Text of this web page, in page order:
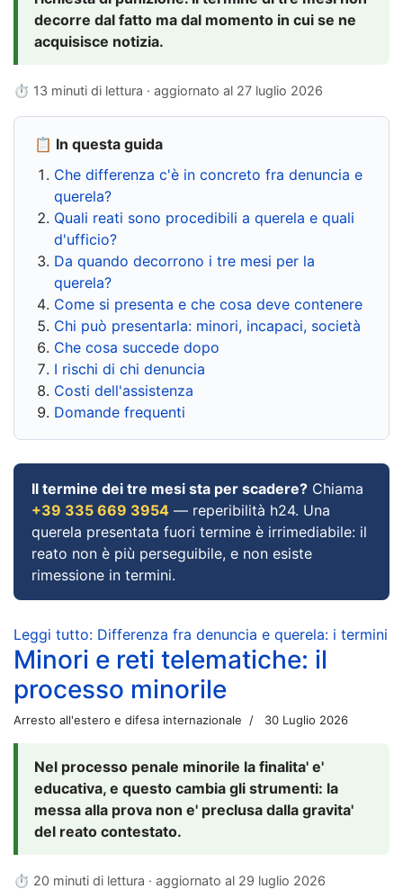
decorre dal fatto ma dal momento in cui se ne
acquisisce notizia.
⏱ 13 minuti di lettura · aggiornato al 27 luglio 2026
📋 In questa guida
Che differenza c'è in concreto fra denuncia e
querela?
Quali reati sono procedibili a querela e quali
d'ufficio?
Da quando decorrono i tre mesi per la
querela?
Come si presenta e che cosa deve contenere
Chi può presentarla: minori, incapaci, società
Che cosa succede dopo
I rischi di chi denuncia
Costi dell'assistenza
Domande frequenti
Il termine dei tre mesi sta per scadere? Chiama
+39 335 669 3954 — reperibilità h24. Una
querela presentata fuori termine è irrimediabile: il
reato non è più perseguibile, e non esiste
rimessione in termini.
Leggi tutto: Differenza fra denuncia e querela: i termini
Minori e reti telematiche: il
processo minorile
Arresto all'estero e difesa internazionale 30 Luglio 2026
Nel processo penale minorile la finalita' e'
educativa, e questo cambia gli strumenti: la
messa alla prova non e' preclusa dalla gravita'
del reato contestato.
⏱ 20 minuti di lettura · aggiornato al 29 luglio 2026